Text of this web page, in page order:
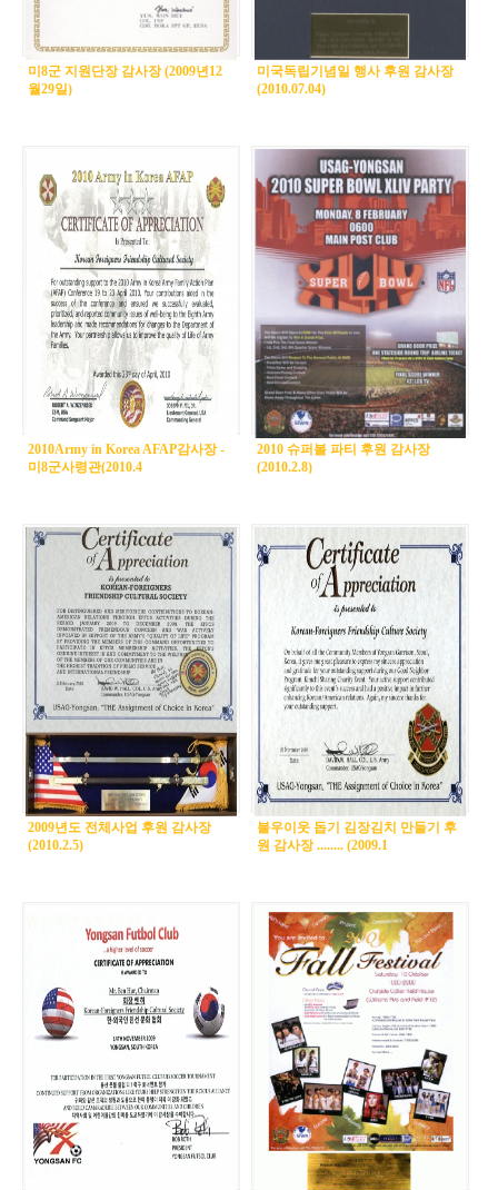
미8군 지원단장 감사장 (2009년12
월29일)
미국독립기념일 행사 후원 감사장
(2010.07.04)
2010Army in Korea AFAP감사장 -
미8군사령관(2010.4
2010 슈퍼볼 파티 후원 감사장
(2010.2.8)
2009년도 전체사업 후원 감사장
(2010.2.5)
불우이웃 돕기 김장김치 만들기 후
원 감사장 ........ (2009.1